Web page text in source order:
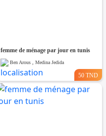
femme de ménage par jour en tunis
Ben Arous , Medina Jedida
50 TND